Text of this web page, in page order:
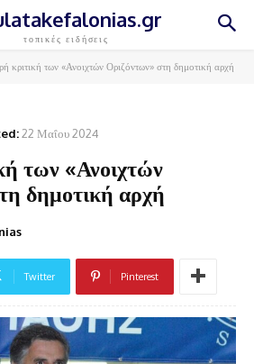
τοπικές ειδήσεις
κριτική των «Ανοιχτών Οριζόντων» στη δημοτική αρχή
22 Μαΐου 2024
των «Ανοιχτών
δημοτική αρχή
Twitter Pinterest